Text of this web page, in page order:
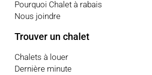
Pourquoi Chalet à rabais
Nous joindre
Trouver un chalet
Chalets à louer
Dernière minute